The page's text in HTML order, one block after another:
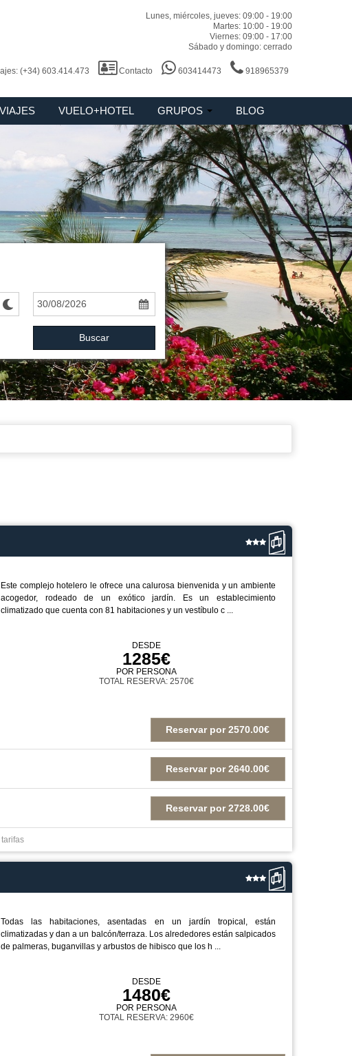
Lunes, miércoles, jueves: 09:00 - 19:00
Martes: 10:00 - 19:00
Viernes: 09:00 - 17:00
Sábado y domingo: cerrado
(+34) 603.414.473 Contacto 603414473 918965379
VUELO+HOTEL GRUPOS BLOG
Buscar
Este complejo hotelero le ofrece una calurosa bienvenida y un ambiente
acogedor, rodeado de un exótico jardín. Es un establecimiento
climatizado que cuenta con 81 habitaciones y un vestíbulo c ...
DESDE
1285€
POR PERSONA
TOTAL RESERVA: 2570€
Reservar por 2570.00€
Reservar por 2640.00€
Reservar por 2728.00€
Todas las habitaciones, asentadas en un jardín tropical, están
climatizadas y dan a un balcón/terraza. Los alrededores están salpicados
de palmeras, buganvillas y arbustos de hibisco que los h ...
DESDE
1480€
POR PERSONA
TOTAL RESERVA: 2960€